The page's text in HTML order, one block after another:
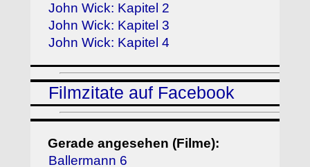
John Wick: Kapitel 2
John Wick: Kapitel 3
John Wick: Kapitel 4
Filmzitate auf Facebook
Gerade angesehen (Filme):
Ballermann 6